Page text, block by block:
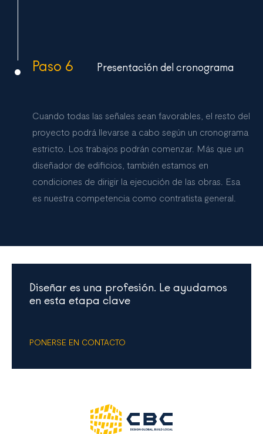
Paso 6 Presentación del cronograma
Cuando todas las señales sean favorables, el resto del
proyecto podrá llevarse a cabo según un cronograma
estricto. Los trabajos podrán comenzar. Más que un
diseñador de edificios, también estamos en
condiciones de dirigir la ejecución de las obras. Esa
es nuestra competencia como contratista general.
Diseñar es una profesión. Le ayudamos
en esta etapa clave
PONERSE EN CONTACTO